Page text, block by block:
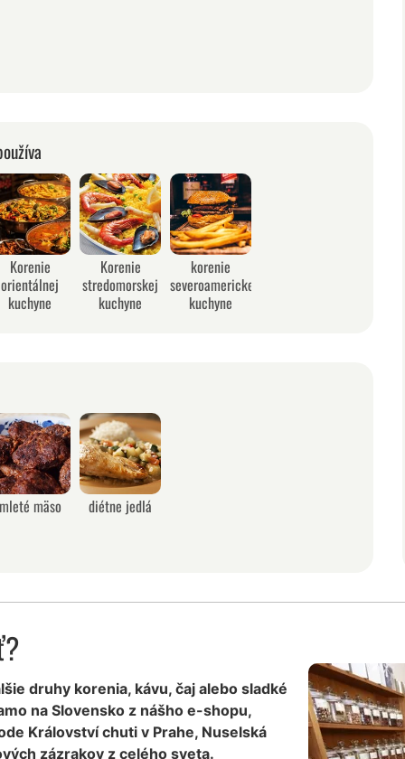
Korenie
orientálnej
kuchyne
Korenie
stredomorskej
kuchyne
korenie
severoamerickej
kuchyne
mäso diétne jedlá
druhy korenia, kávu, čaj alebo sladké
na Slovensko z nášho e-shopu,
Království chuti v Prahe, Nuselská
zázrakov z celého sveta.